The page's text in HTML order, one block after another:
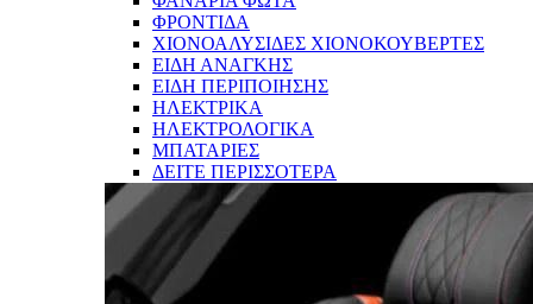
ΦΡΟΝΤΙΔΑ
ΧΙΟΝΟΑΛΥΣΙΔΕΣ ΧΙΟΝΟΚΟΥΒΕΡΤΕΣ
ΕΙΔΗ ΑΝΑΓΚΗΣ
ΕΙΔΗ ΠΕΡΙΠΟΙΗΣΗΣ
ΗΛΕΚΤΡΙΚΑ
ΗΛΕΚΤΡΟΛΟΓΙΚΑ
ΜΠΑΤΑΡΙΕΣ
ΔΕΙΤΕ ΠΕΡΙΣΣΟΤΕΡΑ